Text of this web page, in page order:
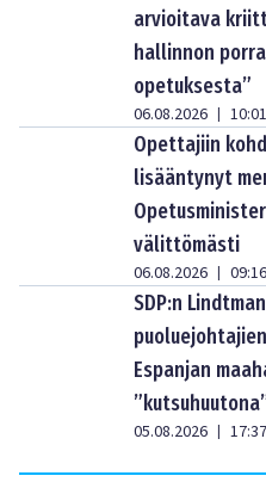
arvioitava
hallinnon
opetuksesta”
06.08.2026 | 10:01
Opettajiin
lisääntynyt
välittömästi
06.08.2026 | 09:16
SDP:n
Espanjan
05.08.2026 | 17:37